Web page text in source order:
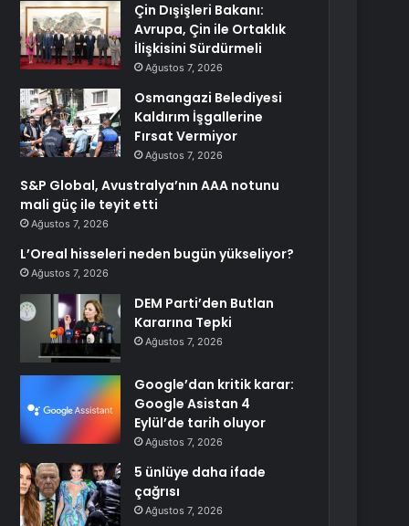
Çin Dışişleri Bakanı:
Avrupa, Çin ile Ortaklık
İlişkisini Sürdürmeli
Ağustos 7, 2026
Osmangazi Belediyesi
Kaldırım İşgallerine
Fırsat Vermiyor
Ağustos 7, 2026
S&P Global, Avustralya’nın AAA notunu
mali güç ile teyit etti
Ağustos 7, 2026
L’Oreal hisseleri neden bugün yükseliyor?
Ağustos 7, 2026
DEM Parti’den Butlan
Kararına Tepki
Ağustos 7, 2026
Google’dan kritik karar:
Google Asistan 4
Eylül’de tarih oluyor
Ağustos 7, 2026
5 ünlüye daha ifade
çağrısı
Ağustos 7, 2026